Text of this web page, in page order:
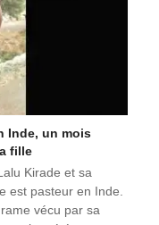
Inde, un mois
fille
Kirade et sa
est pasteur en Inde.
vécu par sa